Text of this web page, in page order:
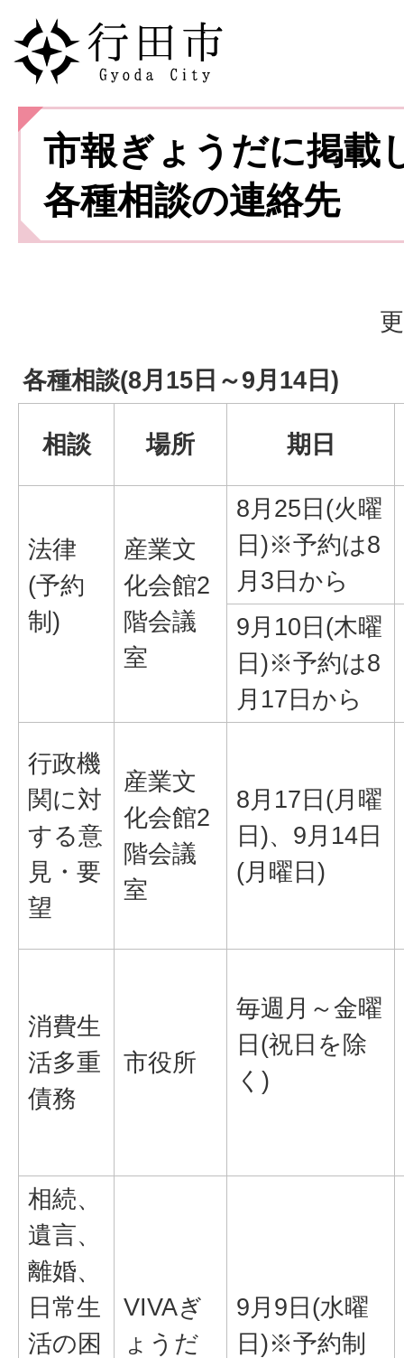
市報ぎょうだに掲載
各種相談の連絡先
各種相談(8月15日～9月14日)
相談 場所 期日
法律
(予約
制)
産業文
化会館2
階会議
室
8月25日(火曜
日)※予約は8
月3日から
9月10日(木曜
日)※予約は8
月17日から
行政機
関に対
する意
見・要
望
産業文
化会館2
階会議
室
8月17日(月曜
日)、9月14日
(月曜日)
消費生
活多重
債務
市役所
毎週月～金曜
日(祝日を除
く)
相続、
遺言、
離婚、
日常生
活の困
VIVAぎ
ょうだ
9月9日(水曜
日)※予約制